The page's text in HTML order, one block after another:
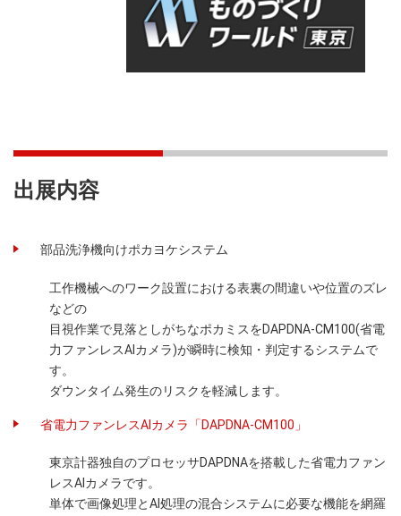
出展内容
部品洗浄機向けポカヨケシステム
工作機械へのワーク設置における表裏の間違いや位置のズレ
などの
目視作業で見落としがちなポカミスをDAPDNA-CM100(省電
力ファンレスAIカメラ)が瞬時に検知・判定するシステムで
す。
ダウンタイム発生のリスクを軽減します。
省電力ファンレスAIカメラ「DAPDNA-CM100」
東京計器独自のプロセッサDAPDNAを搭載した省電力ファン
レスAIカメラです。
単体で画像処理とAI処理の混合システムに必要な機能を網羅